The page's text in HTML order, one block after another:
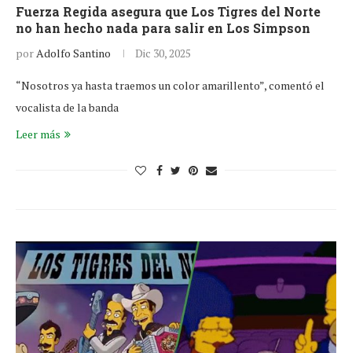
Fuerza Regida asegura que Los Tigres del Norte
no han hecho nada para salir en Los Simpson
porAdolfo Santino Dic 30, 2025
“Nosotros ya hasta traemos un color amarillento”, comentó el
vocalista de la banda
Leer más